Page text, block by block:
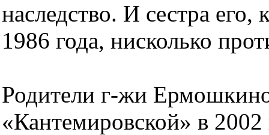
наследство. И сестра его,
1986 года, нисколько
Родители г-жи
«Кантемировской» в